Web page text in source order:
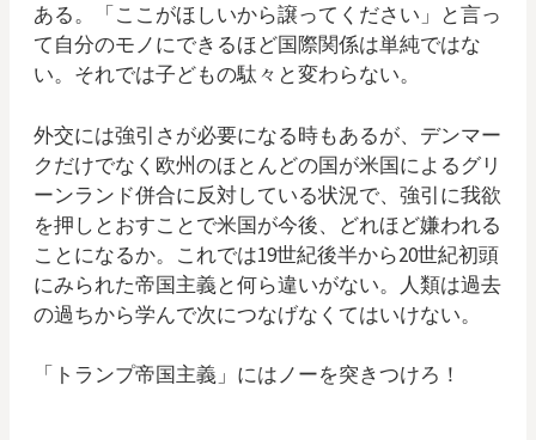
ある。「ここがほしいから譲ってください」と言っ
て自分のモノにできるほど国際関係は単純ではな
い。それでは子どもの駄々と変わらない。
外交には強引さが必要になる時もあるが、デンマー
クだけでなく欧州のほとんどの国が米国によるグリ
ーンランド併合に反対している状況で、強引に我欲
を押しとおすことで米国が今後、どれほど嫌われる
ことになるか。これでは19世紀後半から20世紀初頭
にみられた帝国主義と何ら違いがない。人類は過去
の過ちから学んで次につなげなくてはいけない。
「トランプ帝国主義」にはノーを突きつけろ！